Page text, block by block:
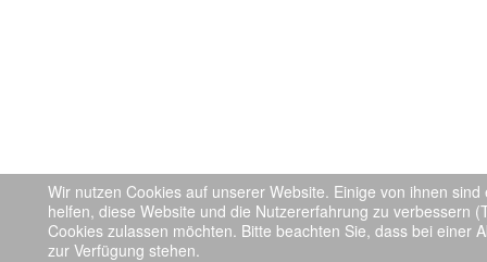
Wir nutzen Cookies auf unserer Website. Einige von ihnen
helfen, diese Website und die Nutzererfahrung zu verbessern
Cookies zulassen möchten. Bitte beachten Sie, dass bei einer
zur Verfügung stehen.